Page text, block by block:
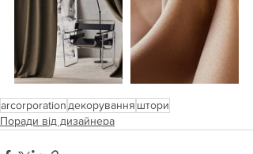
arcorporation декорування штори
Поради від дизайнера